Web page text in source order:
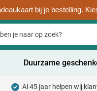
bij je bestelling.
Duurzame
Al 45 jaar helpen wij